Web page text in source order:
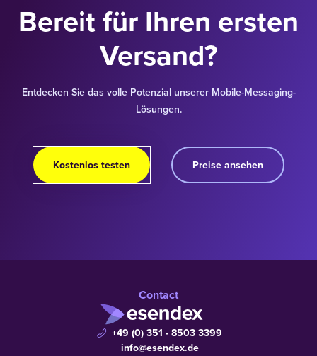
Bereit für Ihren ersten
Versand?
Entdecken Sie das volle Potenzial unserer Mobile-Messaging-
Lösungen.
Kostenlos testen Preise ansehen
Contact
+49 (0) 351 - 8503 3399
info@esendex.de